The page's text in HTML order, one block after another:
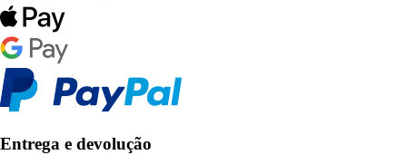
Entrega e devolução